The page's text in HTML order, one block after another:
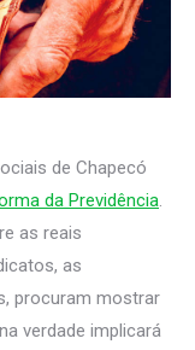
de Chapecó
da Previdência.
as reais
as
procuram mostrar
verdade implicará